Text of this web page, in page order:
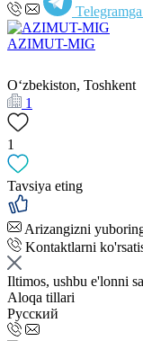
AZIMUT-MIG
Oʻzbekiston, Toshkent
1
1
Tavsiya eting
Arizangizni
Kontaktlarni
Iltimos, ushbu e'lonni
Aloqa tillari
Русский